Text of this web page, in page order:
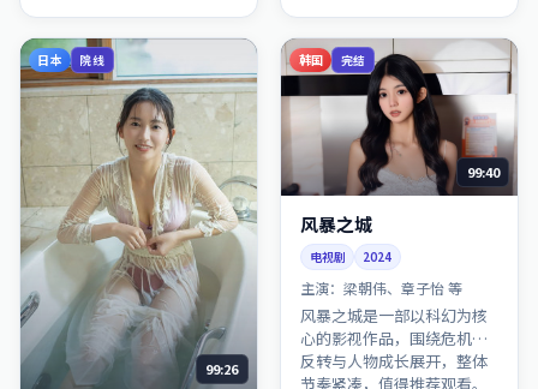
日本 院线
99:26
韩国 完结
99:40
风暴之城
电视剧 2024
主演：梁朝伟、章子怡 等
风暴之城是一部以科幻为核
心的影视作品，围绕危机、
反转与人物成长展开，整体
节奏紧凑，值得推荐观看。